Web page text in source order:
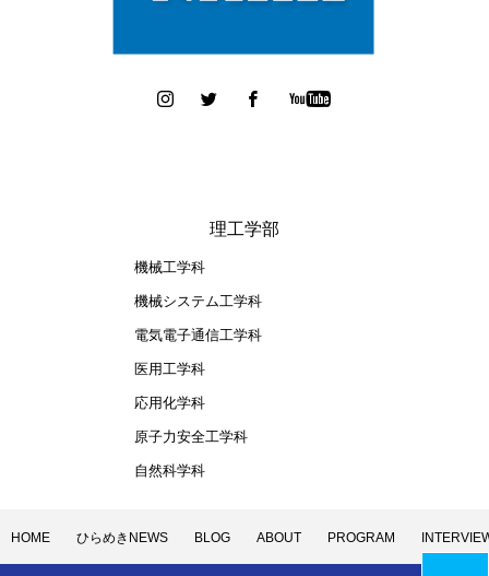
理工学部
機械工学科
機械システム工学科
電気電子通信工学科
医用工学科
応用化学科
原子力安全工学科
自然科学科
HOME ひらめきNEWS BLOG ABOUT PROGRAM